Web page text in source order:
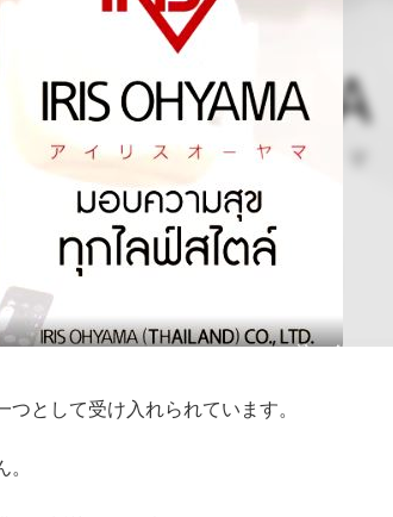
として受け入れられています。